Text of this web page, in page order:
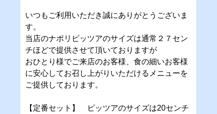
いつもご利用いただき誠にありがとうございま
す。
当店のナポリピッツアのサイズは通常２７セン
チほどで提供させて頂いておりますが
おひとり様でご来店のお客様、食の細いお客様
に安心してお召し上がりいただけるメニューを
ご提供しております。
【定番セット】 ピッツアのサイズは20センチ